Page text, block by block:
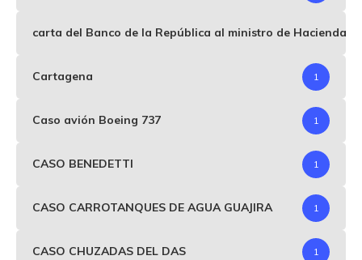
carta del Banco de la República al ministro de Hacienda
Cartagena 1
Caso avión Boeing 737 1
CASO BENEDETTI 1
CASO CARROTANQUES DE AGUA GUAJIRA 1
CASO CHUZADAS DEL DAS 1